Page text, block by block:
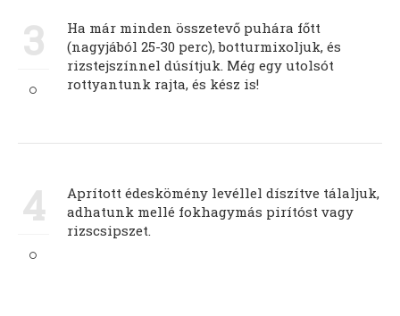
3
Ha már minden összetevő puhára főtt
(nagyjából 25-30 perc), botturmixoljuk, és
rizstejszínnel dúsítjuk. Még egy utolsót
rottyantunk rajta, és kész is!
4
Aprított édeskömény levéllel díszítve tálaljuk,
adhatunk mellé fokhagymás pirítóst vagy
rizscsipszet.